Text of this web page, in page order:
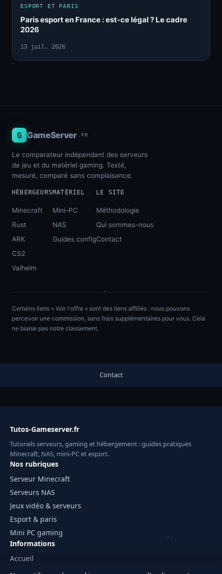
ESPORT ET PARIS
Paris esport en France : est-ce légal ? Le cadre
2026
13 juil. 2026
G GameServer .FR
Le comparateur indépendant des serveurs
de jeu et du matériel gaming. Testé,
mesuré, comparé sans complaisance.
HÉBERGEURS
Minecraft
Rust
ARK
CS2
Valheim
MATÉRIEL
Mini-PC
NAS
Guides config
LE SITE
Méthodologie
Qui sommes-nous
Contact
Certains liens « Voir l'offre » sont des liens affiliés : nous pouvons
percevoir une commission, sans frais supplémentaires pour vous. Cela
ne biaise pas notre classement.
Contact
Tutos-Gameserver.fr
Tutoriels serveurs, gaming et hébergement : guides pratiques
Minecraft, NAS, mini-PC et esport.
Nos rubriques
Serveur Minecraft
Serveurs NAS
Jeux vidéo & serveurs
Esport & paris
Mini PC gaming
Informations
Accueil
Mentions légales